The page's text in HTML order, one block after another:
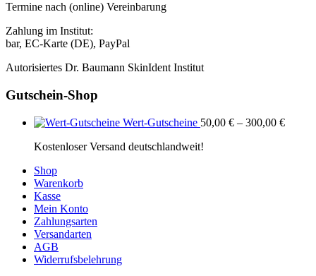
Termine nach (online) Vereinbarung
Zahlung im Institut:
bar, EC-Karte (DE), PayPal
Autorisiertes Dr. Baumann SkinIdent Institut
Gutschein-Shop
Wert-Gutscheine 50,00 € – 300,00 €
Kostenloser Versand deutschlandweit!
Shop
Warenkorb
Kasse
Mein Konto
Zahlungsarten
Versandarten
AGB
Widerrufsbelehrung